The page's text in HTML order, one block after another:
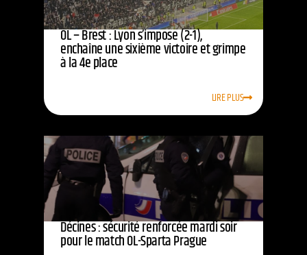
OL – Brest : Lyon s’impose (2-1),
enchaîne une sixième victoire et grimpe
à la 4e place
LIRE PLUS
Décines : sécurité renforcée mardi soir
pour le match OL-Sparta Prague